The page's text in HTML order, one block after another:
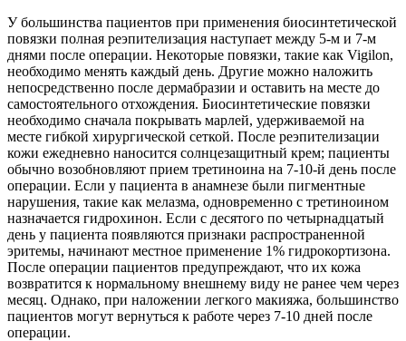
У большинства пациентов при применения биосинтетической
повязки полная реэпителизация наступает между 5-м и 7-м
днями после операции. Некоторые повязки, такие как Vigilon,
необходимо менять каждый день. Другие можно наложить
непосредственно после дермабразии и оставить на месте до
самостоятельного отхождения. Биосинтетические повязки
необходимо сначала покрывать марлей, удерживаемой на
месте гибкой хирургической сеткой. После реэпителизации
кожи ежедневно наносится солнцезащитный крем; пациенты
обычно возобновляют прием третиноина на 7-10-й день после
операции. Если у пациента в анамнезе были пигментные
нарушения, такие как мелазма, одновременно с третиноином
назначается гидрохинон. Если с десятого по четырнадцатый
день у пациента появляются признаки распространенной
эритемы, начинают местное применение 1% гидрокортизона.
После операции пациентов предупреждают, что их кожа
возвратится к нормальному внешнему виду не ранее чем через
месяц. Однако, при наложении легкого макияжа, большинство
пациентов могут вернуться к работе через 7-10 дней после
операции.